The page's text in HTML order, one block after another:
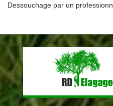
Dessouchage par un